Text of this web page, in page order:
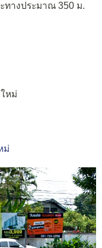
ทางประมาณ 350 ม.
หม่
ม่